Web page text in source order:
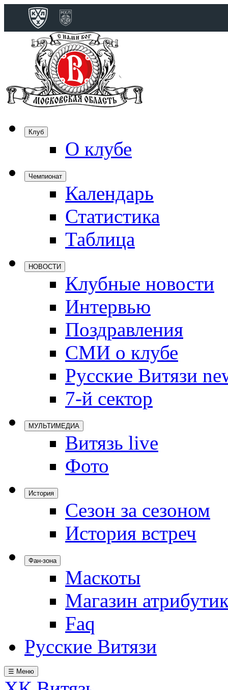
Клуб
О клубе
Чемпионат
Календарь
Статистика
Таблица
НОВОСТИ
Клубные новости
Интервью
Поздравления
СМИ о клубе
Русские Витязи
7-й сектор
МУЛЬТИМЕДИА
Витязь live
Фото
История
Сезон за сезоном
История встреч
Фан-зона
Маскоты
Магазин
Faq
Русские Витязи
☰ Меню